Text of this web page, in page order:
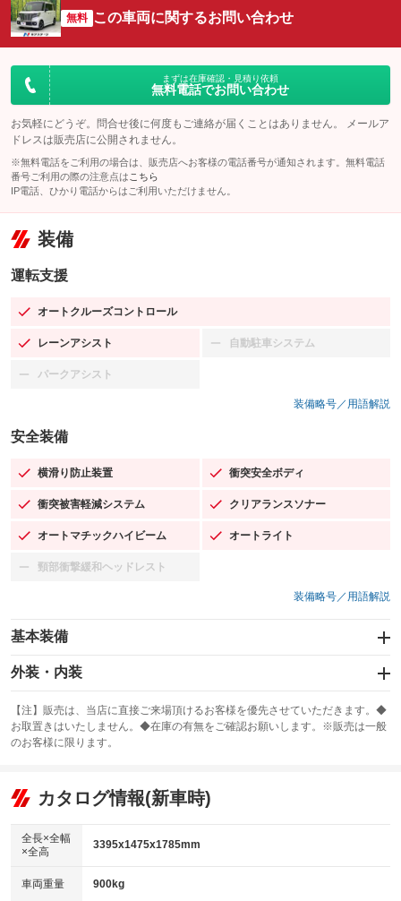
無料 この車両に関するお問い合わせ
まずは在庫確認・見積り依頼
無料電話でお問い合わせ
お気軽にどうぞ。問合せ後に何度もご連絡が届くことはありません。 メールア
ドレスは販売店に公開されません。
※無料電話をご利用の場合は、販売店へお客様の電話番号が通知されます。無料電話
番号ご利用の際の注意点は こちら
IP電話、ひかり電話からはご利用いただけません。
装備
運転支援
オートクルーズコントロール
：装備あり
レーンアシスト
：装備あり 自動駐車システム
：装備なし
パークアシスト
：装備なし
装備略号／用語解説
安全装備
横滑り防止装置
：装備あり 衝突安全ボディ
：装備あり
衝突被害軽減システム
：装備あり クリアランスソナー
：装備あり
オートマチックハイビーム
：装備あり オートライト
：装備あり
頸部衝撃緩和ヘッドレスト
：装備なし
装備略号／用語解説
基本装備
エアバッグ：運転席/助手席/サイド
：装備あり
：装備あり
サンルーフ
：装備なし ABS
リフトアップ
：装備なし
：装備なし
パワーウィンドウ
アイドリングストップ
：装備あり
外装・内装
カーナビ：SDナビ
：装備あり
TV：フルセグ
：装備あり
ビジュアル：-／DVD再生
：装備あり
アルミホイール：15インチ
：装備あり
【注】販売は、当店に直接ご来場頂けるお客様を優先させていただきます。◆
お取置きはいたしません。◆在庫の有無をご確認お願いします。※販売は一般
のお客様に限ります。
カタログ情報(新車時)
全長×全幅
×全高
3395x1475x1785mm
車両重量 900kg